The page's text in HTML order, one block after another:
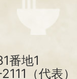
番地1
（代表）